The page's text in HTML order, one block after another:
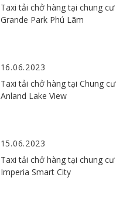
Taxi tải chở hàng tại chung cư
Grande Park Phú Lãm
16.06.2023
Taxi tải chở hàng tại Chung cư
Anland Lake View
15.06.2023
Taxi tải chở hàng tại chung cư
Imperia Smart City